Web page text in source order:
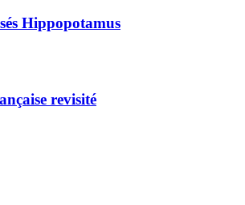
Hippopotamus
revisité